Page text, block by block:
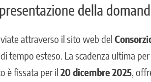
della
attraverso il sito web del
tempo esteso. La scadenza ultima
è fissata per il 20 dicembre 2025,